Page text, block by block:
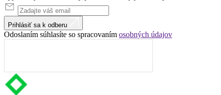
Prihlásiť sa k odberu
Odoslaním súhlasíte so spracovaním osobných údajov